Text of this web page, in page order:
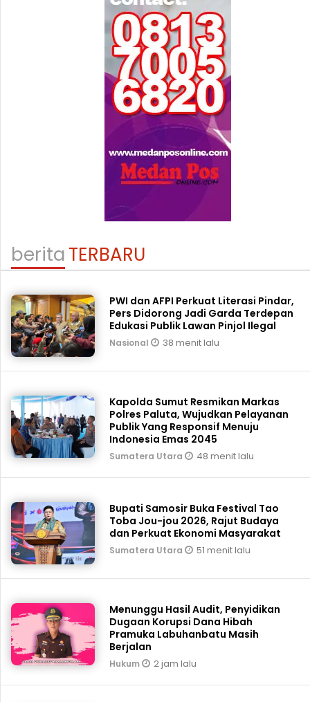
beritaTERBARU
PWI dan AFPI Perkuat Literasi Pindar,
Pers Didorong Jadi Garda Terdepan
Edukasi Publik Lawan Pinjol Ilegal
Nasional 38 menit lalu
Kapolda Sumut Resmikan Markas
Polres Paluta, Wujudkan Pelayanan
Publik Yang Responsif Menuju
Indonesia Emas 2045
Sumatera Utara 48 menit lalu
Bupati Samosir Buka Festival Tao
Toba Jou-jou 2026, Rajut Budaya
dan Perkuat Ekonomi Masyarakat
Sumatera Utara 51 menit lalu
Menunggu Hasil Audit, Penyidikan
Dugaan Korupsi Dana Hibah
Pramuka Labuhanbatu Masih
Berjalan
Hukum 2 jam lalu